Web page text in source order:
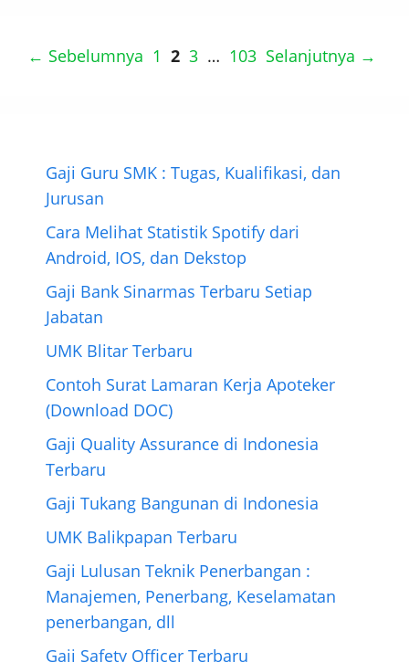
← Sebelumnya Halaman
1 Halaman
2 Halaman
3 … Halaman
103 Selanjutnya →
Gaji Guru SMK : Tugas, Kualifikasi, dan
Jurusan
Cara Melihat Statistik Spotify dari
Android, IOS, dan Dekstop
Gaji Bank Sinarmas Terbaru Setiap
Jabatan
UMK Blitar Terbaru
Contoh Surat Lamaran Kerja Apoteker
(Download DOC)
Gaji Quality Assurance di Indonesia
Terbaru
Gaji Tukang Bangunan di Indonesia
UMK Balikpapan Terbaru
Gaji Lulusan Teknik Penerbangan :
Manajemen, Penerbang, Keselamatan
penerbangan, dll
Gaji Safety Officer Terbaru